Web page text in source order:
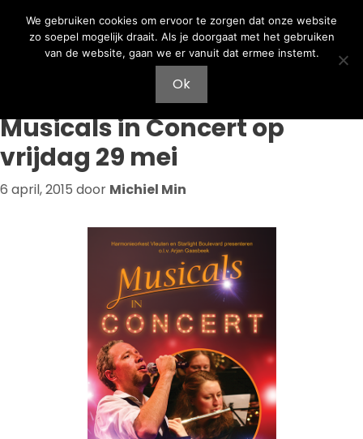
naar
naar
Musicals in Concert op
vrijdag 29 mei
6 april, 2015 door Michiel Min
We gebruiken cookies om ervoor te zorgen dat onze website
zo soepel mogelijk draait. Als je doorgaat met het gebruiken
van de website, gaan we er vanuit dat ermee instemt.
Ok